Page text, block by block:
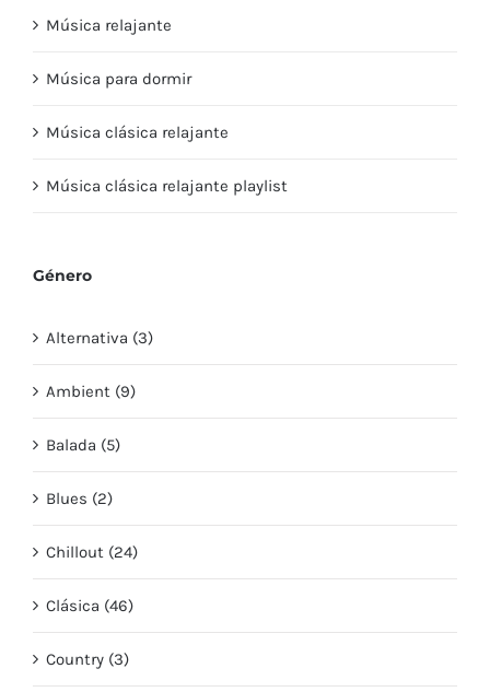
Música relajante
Música para dormir
Música clásica relajante
Música clásica relajante playlist
Género
Alternativa (3)
Ambient (9)
Balada (5)
Blues (2)
Chillout (24)
Clásica (46)
Country (3)